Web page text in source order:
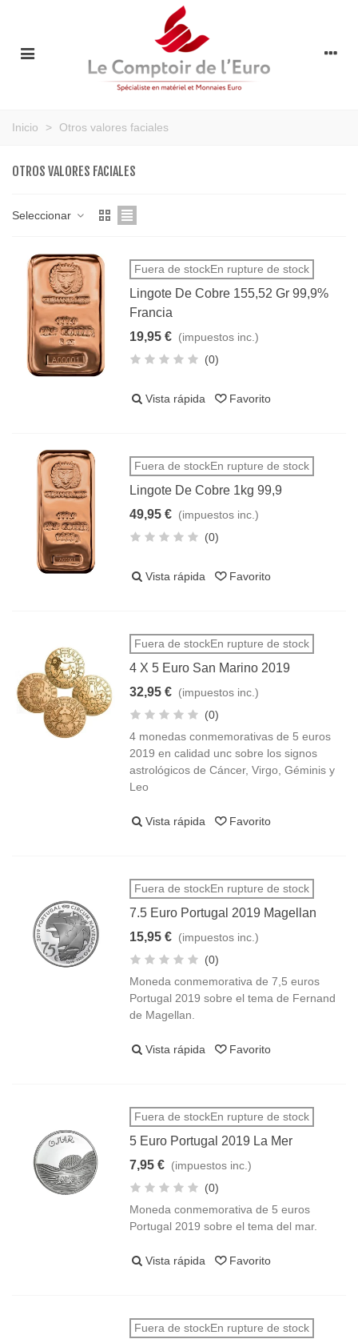
Inicio > Otros valores faciales
OTROS VALORES FACIALES
Seleccionar
Fuera de stockEn rupture de stock
Lingote De Cobre 155,52 Gr 99,9%
Francia
19,95 € (impuestos inc.)
(0)
Vista rápida Favorito
Fuera de stockEn rupture de stock
Lingote De Cobre 1kg 99,9
49,95 € (impuestos inc.)
(0)
Vista rápida Favorito
Fuera de stockEn rupture de stock
4 X 5 Euro San Marino 2019
32,95 € (impuestos inc.)
(0)
4 monedas conmemorativas de 5 euros
2019 en calidad unc sobre los signos
astrológicos de Cáncer, Virgo, Géminis y
Leo
Vista rápida Favorito
Fuera de stockEn rupture de stock
7.5 Euro Portugal 2019 Magellan
15,95 € (impuestos inc.)
(0)
Moneda conmemorativa de 7,5 euros
Portugal 2019 sobre el tema de Fernand
de Magellan.
Vista rápida Favorito
Fuera de stockEn rupture de stock
5 Euro Portugal 2019 La Mer
7,95 € (impuestos inc.)
(0)
Moneda conmemorativa de 5 euros
Portugal 2019 sobre el tema del mar.
Vista rápida Favorito
Fuera de stockEn rupture de stock